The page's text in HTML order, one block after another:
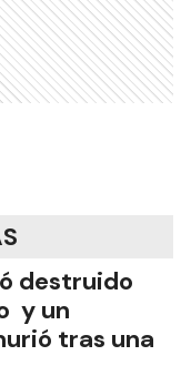
destruido
y un
tras una